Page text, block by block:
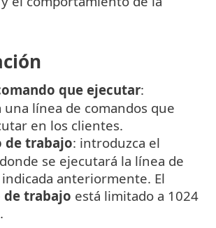
que ejecutar:
línea de comandos que
en los clientes.
de trabajo: introduzca el
se ejecutará la línea de
anteriormente. El
trabajo está limitado a 1024